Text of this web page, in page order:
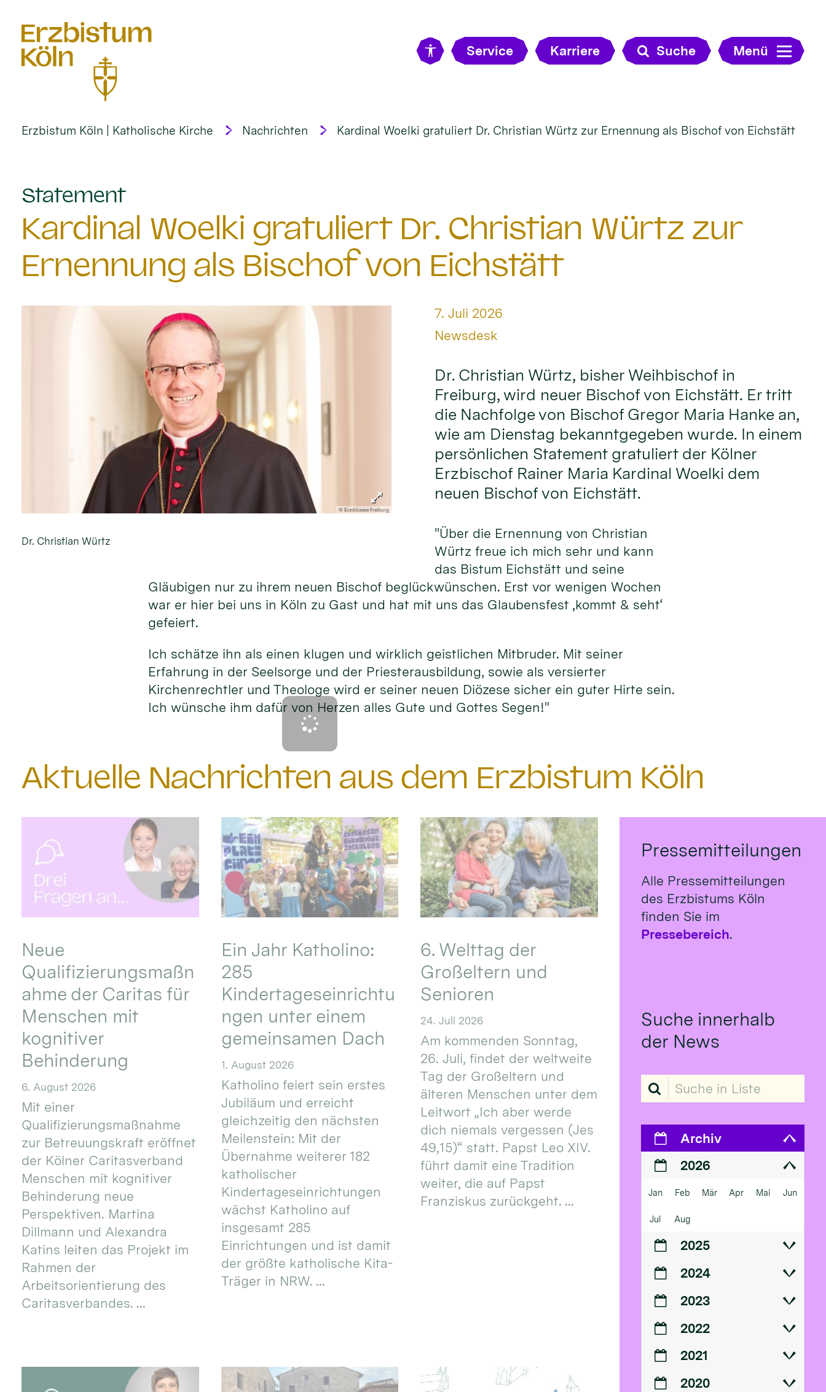
Service Karriere Suche Menü
Erzbistum Köln | Katholische Kirche Nachrichten Kardinal Woelki gratuliert Dr. Christian Würtz zur Ernennung als Bischof von Eichstätt
Statement:
Kardinal Woelki gratuliert Dr. Christian Würtz zur
Ernennung als Bischof von Eichstätt
© Erzdiözese Freiburg
Dr. Christian Würtz
Datum:
7. Juli 2026
Von:
Newsdesk
Dr. Christian Würtz, bisher Weihbischof in
Freiburg, wird neuer Bischof von Eichstätt. Er tritt
die Nachfolge von Bischof Gregor Maria Hanke an,
wie am Dienstag bekanntgegeben wurde. In einem
persönlichen Statement gratuliert der Kölner
Erzbischof Rainer Maria Kardinal Woelki dem
neuen Bischof von Eichstätt.
"Über die Ernennung von Christian
Würtz freue ich mich sehr und kann
das Bistum Eichstätt und seine
Gläubigen nur zu ihrem neuen Bischof beglückwünschen. Erst vor wenigen Wochen
war er hier bei uns in Köln zu Gast und hat mit uns das Glaubensfest ‚kommt & seht‘
gefeiert.
Ich schätze ihn als einen klugen und wirklich geistlichen Mitbruder. Mit seiner
Erfahrung in der Seelsorge und der Priesterausbildung, sowie als versierter
Kirchenrechtler und Theologe wird er seiner neuen Diözese sicher ein guter Hirte sein.
Ich wünsche ihm dafür von Herzen alles Gute und Gottes Segen!"
Aktuelle Nachrichten aus dem Erzbistum Köln
Neue
Qualifizierungsmaßn
ahme der Caritas für
Menschen mit
kognitiver
Behinderung
6. August 2026
Mit einer
Qualifizierungsmaßnahme
zur Betreuungskraft eröffnet
der Kölner Caritasverband
Menschen mit kognitiver
Behinderung neue
Perspektiven. Martina
Dillmann und Alexandra
Katins leiten das Projekt im
Rahmen der
Arbeitsorientierung des
Caritasverbandes. ...
Ein Jahr Katholino:
285
Kindertageseinrichtu
ngen unter einem
gemeinsamen Dach
1. August 2026
Katholino feiert sein erstes
Jubiläum und erreicht
gleichzeitig den nächsten
Meilenstein: Mit der
Übernahme weiterer 182
katholischer
Kindertageseinrichtungen
wächst Katholino auf
insgesamt 285
Einrichtungen und ist damit
der größte katholische Kita-
Träger in NRW. ...
6. Welttag der
Großeltern und
Senioren
24. Juli 2026
Am kommenden Sonntag,
26. Juli, findet der weltweite
Tag der Großeltern und
älteren Menschen unter dem
Leitwort „Ich aber werde
dich niemals vergessen (Jes
49,15)“ statt. Papst Leo XIV.
führt damit eine Tradition
weiter, die auf Papst
Franziskus zurückgeht. ...
Pressemitteilungen
Alle Pressemitteilungen
des Erzbistums Köln
finden Sie im
Pressebereich.
Suche innerhalb
der News
Suche in Liste
Archiv
2026
Jan Feb Mär Apr Mai Jun
Jul Aug
2025
2024
2023
2022
2021
2020